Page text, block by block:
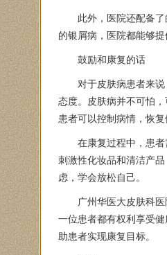
此外，医院还配备
的银屑病，医院都能够
鼓励和康复的话
对于皮肤病患者来
态度。皮肤病并不可怕
患者可以控制病情，恢复
在康复过程中，患
刺激性化妆品和清洁产
虑，学会放松自己。
广州华医大皮肤科
一位患者都有权利享受
助患者实现康复目标。